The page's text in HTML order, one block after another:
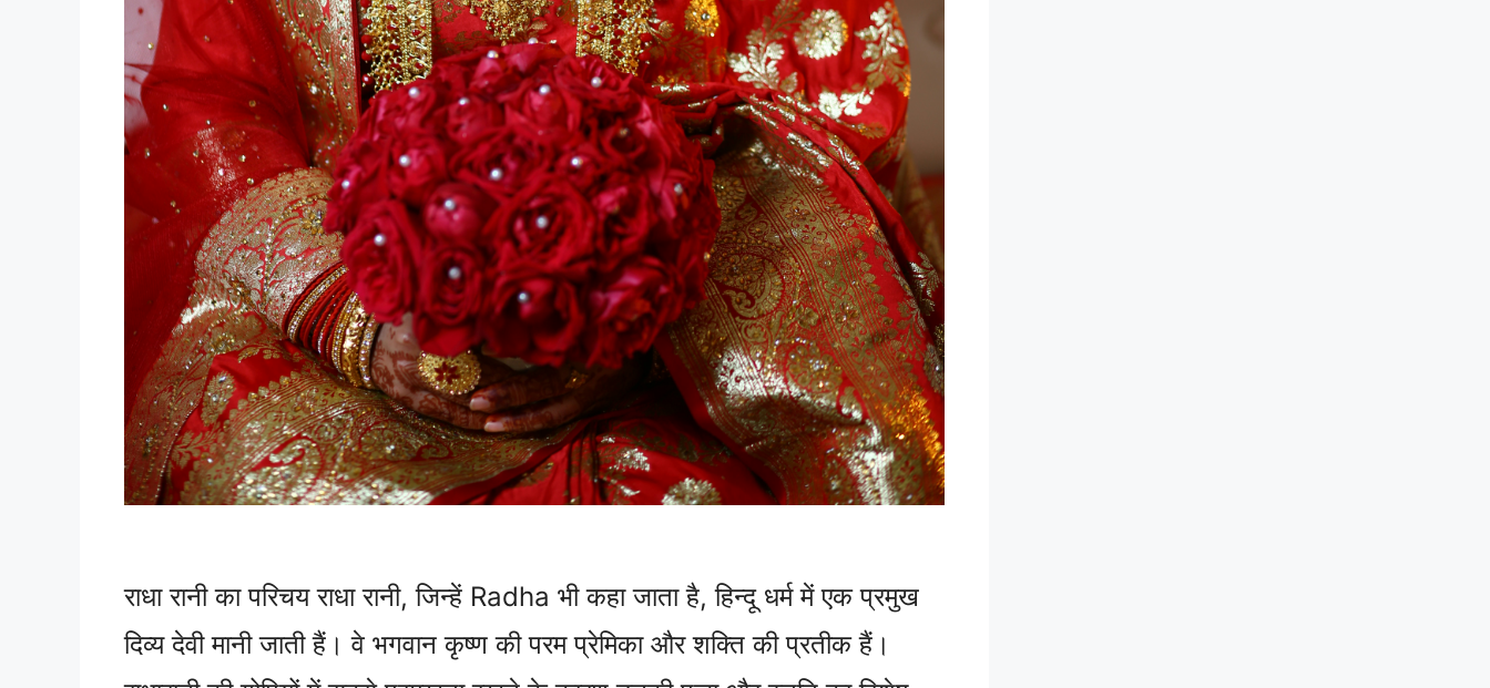
राधा रानी का परिचय राधा रानी, जिन्हें Radha भी कहा जाता है, हिन्दू धर्म में एक प्रमुख
दिव्य देवी मानी जाती हैं। वे भगवान कृष्ण की परम प्रेमिका और शक्ति की प्रतीक हैं।